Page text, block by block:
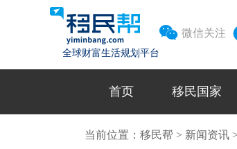
全球财富生活规划平台
 微信关注
首页 移民国家
当前位置： 移民帮 > 新闻资讯 >